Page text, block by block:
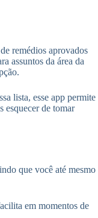
remédios aprovados
assuntos da área da
lista, esse app permite
esquecer de tomar
que você até mesmo
em momentos de